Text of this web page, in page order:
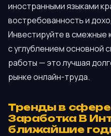
иностранными языками
востребованность и
Инвестируйте в смежные
с углублением основной
работы — это лучшая
рынке онлайн-труда.
Тренды в
Заработка В
ближайшие